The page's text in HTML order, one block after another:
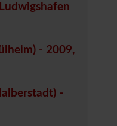
- 2009,
-